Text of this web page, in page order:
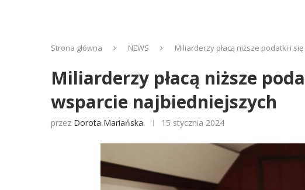
Strona główna NEWS Miliarderzy płacą niższe podatki i
Miliarderzy płacą niższe
wsparcie najbiedniejszych
przez Dorota Mariańska 15 stycznia 2024